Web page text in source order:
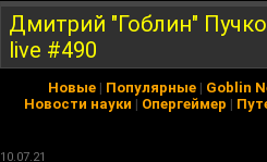
Дмитрий "Гоблин"
live #490
Новые | Популярные | Goblin
Новости науки | Опергеймер |
10.07.21